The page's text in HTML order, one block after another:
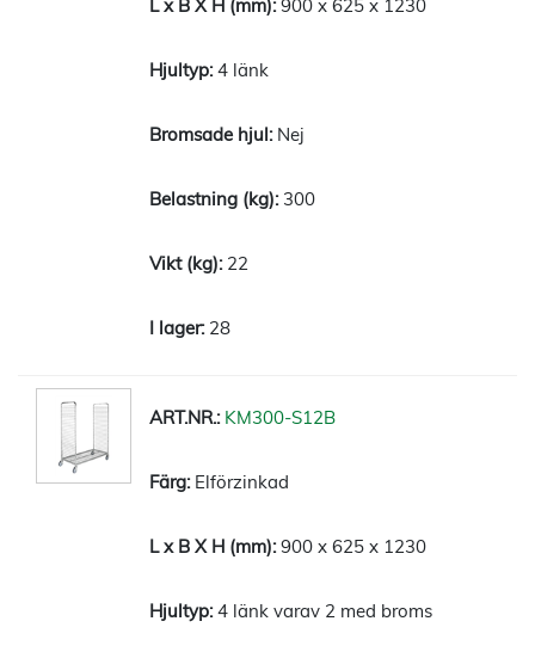
900 x 625 x 1230
4 länk
Nej
300
22
28
KM300-S12B
Elförzinkad
900 x 625 x 1230
4 länk varav 2 med broms